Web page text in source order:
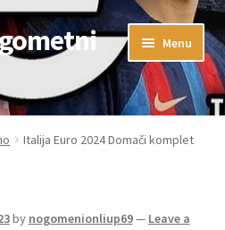
Menu
Italija Euro 2024 Domači komplet
by nogomenionliup69— Leave a